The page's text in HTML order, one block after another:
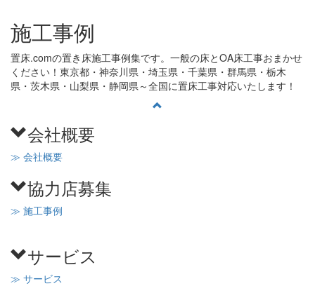
施工事例
置床.comの置き床施工事例集です。一般の床とOA床工事おまかせ
ください！東京都・神奈川県・埼玉県・千葉県・群馬県・栃木
県・茨木県・山梨県・静岡県～全国に置床工事対応いたします！
会社概要
≫ 会社概要
協力店募集
≫ 施工事例
サービス
≫ サービス